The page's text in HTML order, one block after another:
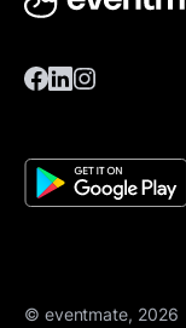
© eventmate, 2026